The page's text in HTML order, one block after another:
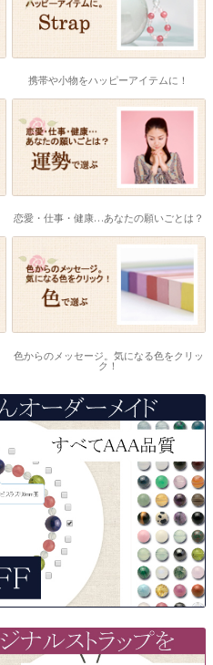
携帯や小物をハッピーアイテムに！
恋愛・仕事・健康…あなたの願いごとは？
色からのメッセージ。気になる色をクリッ
ク！